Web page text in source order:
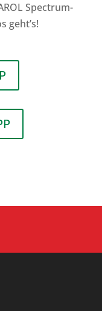
Spectrum-
geht’s!